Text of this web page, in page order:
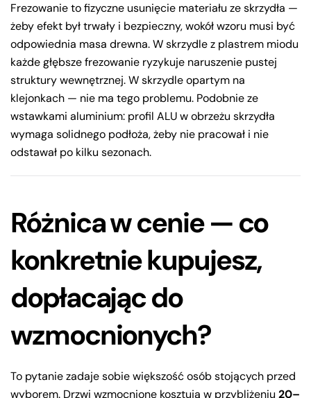
Frezowanie to fizyczne usunięcie materiału ze skrzydła —
żeby efekt był trwały i bezpieczny, wokół wzoru musi być
odpowiednia masa drewna. W skrzydle z plastrem miodu
każde głębsze frezowanie ryzykuje naruszenie pustej
struktury wewnętrznej. W skrzydle opartym na
klejonkach — nie ma tego problemu. Podobnie ze
wstawkami aluminium: profil ALU w obrzeżu skrzydła
wymaga solidnego podłoża, żeby nie pracował i nie
odstawał po kilku sezonach.
Różnica w cenie — co
konkretnie kupujesz,
dopłacając do
wzmocnionych?
To pytanie zadaje sobie większość osób stojących przed
wyborem. Drzwi wzmocnione kosztują w przybliżeniu 20–